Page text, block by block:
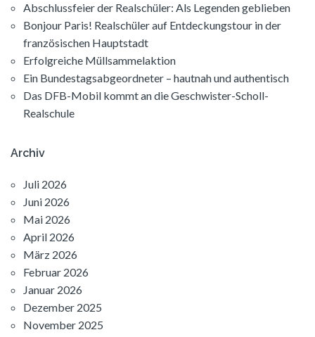
Abschlussfeier der Realschüler: Als Legenden geblieben
Bonjour Paris! Realschüler auf Entdeckungstour in der
französischen Hauptstadt
Erfolgreiche Müllsammelaktion
Ein Bundestagsabgeordneter – hautnah und authentisch
Das DFB-Mobil kommt an die Geschwister-Scholl-
Realschule
Archiv
Juli 2026
Juni 2026
Mai 2026
April 2026
März 2026
Februar 2026
Januar 2026
Dezember 2025
November 2025